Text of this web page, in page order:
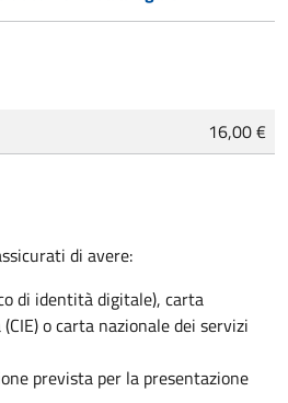
16,00 €
di avere:
di identità digitale), carta
o carta nazionale dei servizi
prevista per la presentazione